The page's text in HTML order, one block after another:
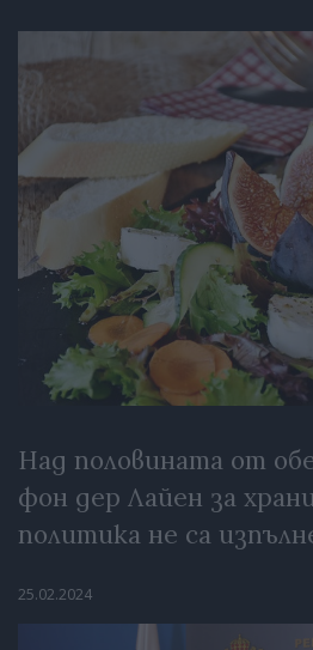
Над половината от
фон дер Лайен за
политика не са
25.02.2024